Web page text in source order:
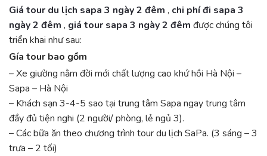
Giá tour du lịch sapa 3 ngày 2 đêm , chi phí đi sapa 3
ngày 2 đêm , giá tour sapa 3 ngày 2 đêm được chúng tôi
triển khai như sau:
Gía tour bao gồm
– Xe giường nằm đời mới chất lượng cao khứ hồi Hà Nội –
Sapa – Hà Nội
– Khách sạn 3-4-5 sao tại trung tâm Sapa ngay trung tâm
đầy đủ tiện nghi (2 người/ phòng, lẻ ngủ 3).
– Các bữa ăn theo chương trình tour du lịch SaPa. (3 sáng – 3
trưa – 2 tối)